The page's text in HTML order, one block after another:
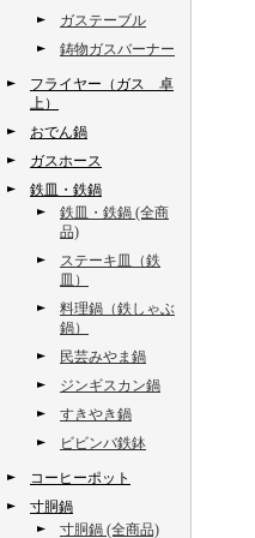
ガステーブル
鋳物ガスバーナー
フライヤー（ガス 卓
上）
おでん鍋
ガスホース
鉄皿・鉄鍋
鉄皿・鉄鍋 (全商
品)
ステーキ皿（鉄
皿）
料理鍋（鉄しゃぶ
鍋）
民芸みやま鍋
ジンギスカン鍋
すきやき鍋
ビビンバ鉄鉢
コーヒーポット
寸胴鍋
寸胴鍋 (全商品)